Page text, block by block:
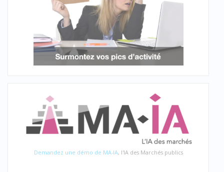
Demandez une démo de MA-IA, l'IA des Marchés publics